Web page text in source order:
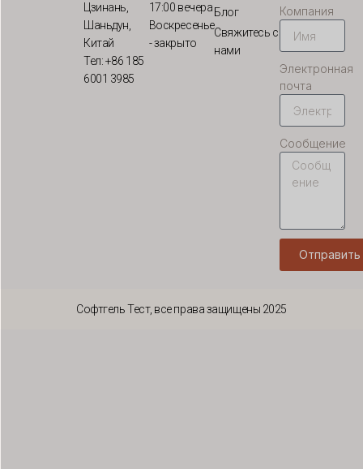
Цзинань,
Шаньдун,
Китай
Тел: +86 185
6001 3985
17:00 вечера
Воскресенье
- закрыто
Блог
Свяжитесь с
нами
Компания
Электронная
почта
Сообщение
Отправить
Софтгель Тест, все права защищены 2025
FI
ID
IT
JA
KO
LT